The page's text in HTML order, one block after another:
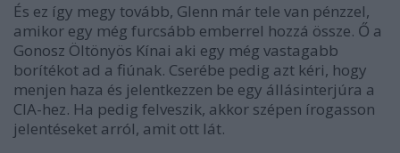
És ez így megy tovább, Glenn már tele van pénzzel,
amikor egy még furcsább emberrel hozzá össze. Ő a
Gonosz Öltönyös Kínai aki egy még vastagabb
borítékot ad a fiúnak. Cserébe pedig azt kéri, hogy
menjen haza és jelentkezzen be egy állásinterjúra a
CIA-hez. Ha pedig felveszik, akkor szépen írogasson
jelentéseket arról, amit ott lát.